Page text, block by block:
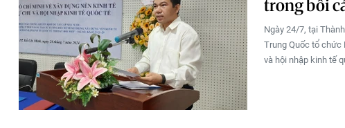
trong bối
Ngày 24/7, tại
Trung Quốc tổ chức
và hội nhập kinh tế